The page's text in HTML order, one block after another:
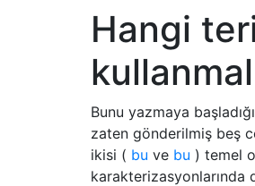
Hangi
Bunu yazmaya
zaten gönderilmiş beş
ikisi ( bu ve bu ) temel
karakterizasyonlarında